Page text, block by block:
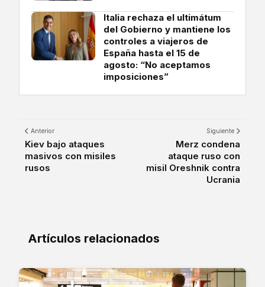
Italia rechaza el ultimátum
del Gobierno y mantiene los
controles a viajeros de
España hasta el 15 de
agosto: “No aceptamos
imposiciones”
Anterior
Kiev bajo ataques
masivos con misiles
rusos
Siguiente
Merz condena
ataque ruso con
misil Oreshnik contra
Ucrania
Artículos relacionados